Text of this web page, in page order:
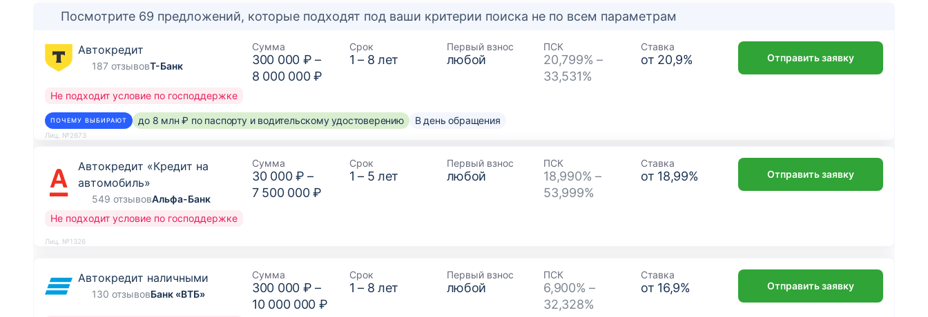
Посмотрите 69 предложений, которые подходят под ваши критерии поиска не по всем параметрам
Автокредит
187 отзывовТ-Банк
Сумма
300 000 ₽ –
8 000 000 ₽
Срок
1 – 8 лет
Первый взнос
любой
ПСК
20,799% –
33,531%
Ставка
от 20,9%
Не подходит условие по господдержке
ПОЧЕМУ ВЫБИРАЮТ до 8 млн ₽ по паспорту и водительскому удостоверению В день обращения
Отправить заявку
Лиц. №2673
Автокредит «Кредит на
автомобиль»
549 отзывовАльфа-Банк
Сумма
30 000 ₽ –
7 500 000 ₽
Срок
1 – 5 лет
Первый взнос
любой
ПСК
18,990% –
53,999%
Ставка
от 18,99%
Не подходит условие по господдержке
Отправить заявку
Лиц. №1326
Автокредит наличными
130 отзывовБанк «ВТБ»
Сумма
300 000 ₽ –
10 000 000 ₽
Срок
1 – 8 лет
Первый взнос
любой
ПСК
6,900% –
32,328%
Ставка
от 16,9% Отправить заявку